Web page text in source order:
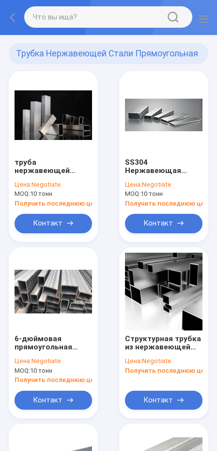
Трубка Нержавеющей Стали Прямоугольная
труба
нержавеющей
прямоугольная
Цена:Negotiate
MOQ:10 тонн
Получить последнюю цену
Контакт
SS304
Нержавеющая
прямоугольная
трубка
Цена:Negotiate
MOQ:10 тонн
Получить последнюю цену
Контакт
6-дюймовая
прямоугольная
нержавеющей
стали
Цена:Negotiate
MOQ:10 тонн
Получить последнюю цену
Контакт
Структурная трубка
из нержавеющей
диаметром 120 мм
Цена:Negotiate
Получить последнюю цену
Контакт